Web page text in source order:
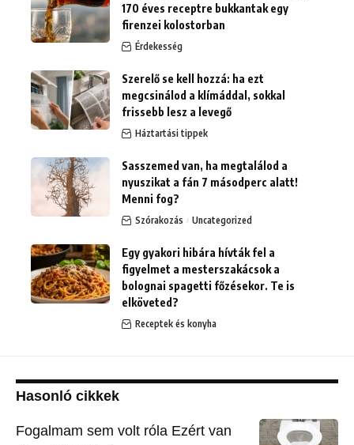
170 éves receptre bukkantak egy
firenzei kolostorban
Érdekesség
Szerelő se kell hozzá: ha ezt
megcsinálod a klímáddal, sokkal
frissebb lesz a levegő
Háztartási tippek
Sasszemed van, ha megtalálod a
nyuszikat a fán 7 másodperc alatt!
Menni fog?
Szórakozás Uncategorized
Egy gyakori hibára hívták fel a
figyelmet a mesterszakácsok a
bolognai spagetti főzésekor. Te is
elköveted?
Receptek és konyha
Hasonló cikkek
Fogalmam sem volt róla Ezért van